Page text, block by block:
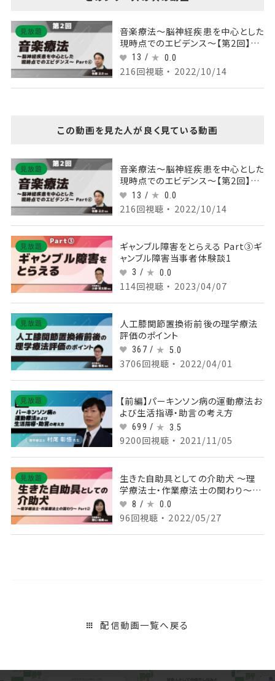
見放題
音楽療法～脳神経疾患を中心とした
現時点でのエビデンス～【第2回】
Part④
13 / 0.0
216回視聴 ・ 2022/10/14
この動画を見た人が良く見ている動画
見放題
音楽療法～脳神経疾患を中心とした
現時点でのエビデンス～【第2回】
Part④
13 / 0.0
216回視聴 ・ 2022/10/14
見放題
ギャンブル障害をとらえる Part③ギ
ャンブル障害当事者体験談1
3 / 0.0
114回視聴 ・ 2023/04/07
見放題
人工膝関節置換術前後の理学療法
評価のポイント
367 / 5.0
3706回視聴 ・ 2022/04/01
見放題
【前編】パーキンソン病の運動療法お
よび生活指導・助言の考え方
699 / 3.5
9200回視聴 ・ 2021/11/05
見放題
生きた自助具としての介助犬 ～理
学療法士・作業療法士の関わり～
Part②
8 / 0.0
96回視聴 ・ 2022/05/27
配信動画一覧へ戻る